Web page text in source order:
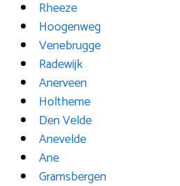
Rheeze
Hoogenweg
Venebrugge
Radewijk
Anerveen
Holtheme
Den Velde
Anevelde
Ane
Gramsbergen